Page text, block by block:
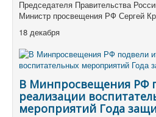
Председателя Правительства
Министр просвещения РФ Сергей
18 декабря
В Минпросвещения РФ
реализации
мероприятий Года